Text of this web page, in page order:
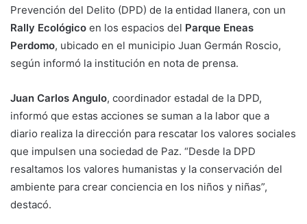
Prevención del Delito (DPD) de la entidad llanera, con un
Rally Ecológico en los espacios del Parque Eneas
Perdomo, ubicado en el municipio Juan Germán Roscio,
según informó la institución en nota de prensa.
Juan Carlos Angulo, coordinador estadal de la DPD,
informó que estas acciones se suman a la labor que a
diario realiza la dirección para rescatar los valores sociales
que impulsen una sociedad de Paz. “Desde la DPD
resaltamos los valores humanistas y la conservación del
ambiente para crear conciencia en los niños y niñas”,
destacó.